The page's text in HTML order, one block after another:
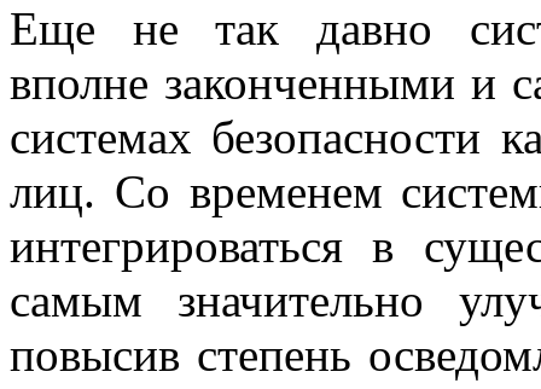
Еще не так давно
вполне законченными и
системах безопасности
лиц. Со временем
интегрироваться в
самым значительно
повысив степень